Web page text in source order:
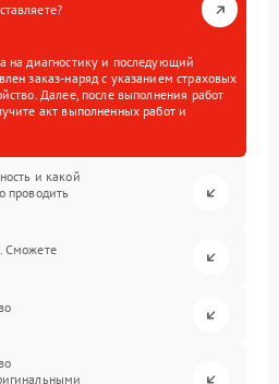
на диагностику и последующий
заказ-наряд с указанием страховых
Далее, после выполнения работ
акт выполненных работ и
и какой
проводить
Сможете